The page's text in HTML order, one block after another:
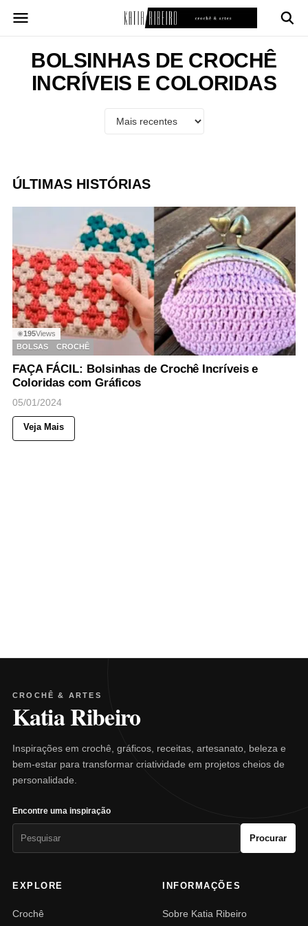
para
conteúdoBOLSINHAS DE CROCHÊ
INCRÍVEIS E COLORIDAS
ÚLTIMAS HISTÓRIAS
◉195Views
BOLSAS
CROCHÊ
FAÇA FÁCIL: Bolsinhas de Crochê Incríveis e
Coloridas com Gráficos
05/01/2024
Veja Mais
CROCHÊ & ARTES
Katia Ribeiro
Inspirações em crochê, gráficos, receitas, artesanato, beleza e
bem-estar para transformar criatividade em projetos cheios de
personalidade.
Encontre uma inspiração
Procurar
EXPLORE
Crochê
INFORMAÇÕES
Sobre Katia Ribeiro